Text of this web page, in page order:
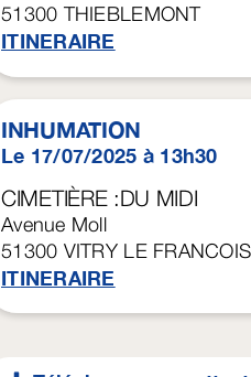
51300 THIEBLEMONT
ITINERAIRE
INHUMATION
Le 17/07/2025 à 13h30
CIMETIÈRE :DU MIDI
Avenue Moll
51300 VITRY LE FRANCOIS
ITINERAIRE